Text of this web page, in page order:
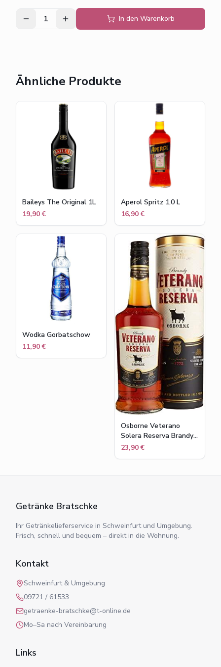
1 In den Warenkorb
Ähnliche Produkte
Baileys The Original 1L
19,90 €
Aperol Spritz 1,0 L
16,90 €
Wodka Gorbatschow
11,90 €
Osborne Veterano
Solera Reserva Brandy
0,7 L 36%
23,90 €
Getränke Bratschke
Ihr Getränkelieferservice in Schweinfurt und Umgebung.
Frisch, schnell und bequem – direkt in die Wohnung.
Kontakt
Schweinfurt & Umgebung
09721 / 61533
getraenke-bratschke@t-online.de
Mo–Sa nach Vereinbarung
Links